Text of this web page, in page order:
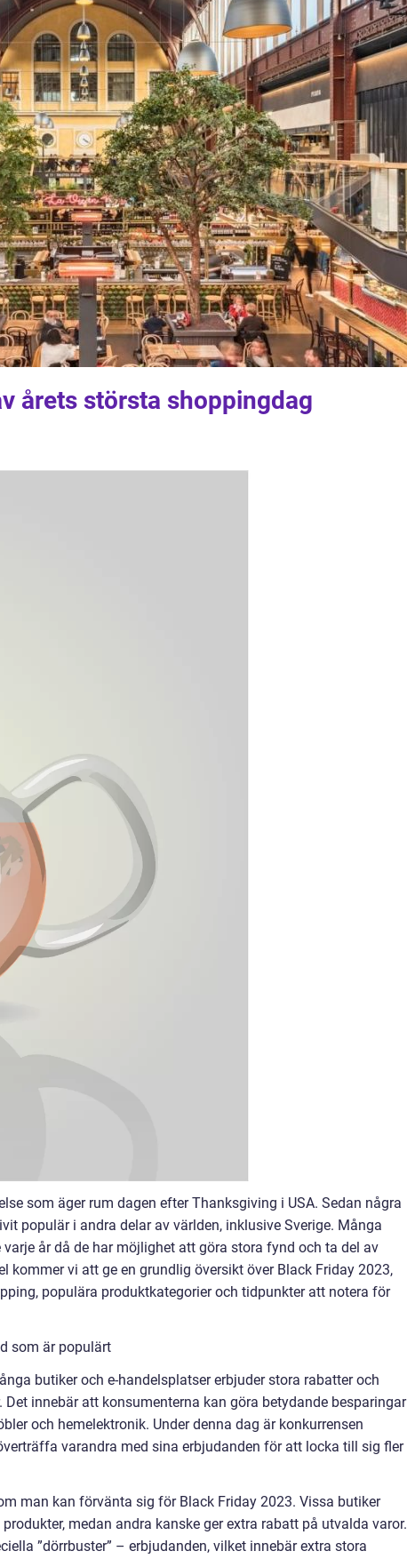
årets största shoppingdag
som äger rum dagen efter Thanksgiving i USA. Sedan några
populär i andra delar av världen, inklusive Sverige. Många
år då de har möjlighet att göra stora fynd och ta del av
kommer vi att ge en grundlig översikt över Black Friday 2023,
populära produktkategorier och tidpunkter att notera för
som är populärt
butiker och e-handelsplatser erbjuder stora rabatter och
innebär att konsumenterna kan göra betydande besparingar
och hemelektronik. Under denna dag är konkurrensen
varandra med sina erbjudanden för att locka till sig fler
man kan förvänta sig för Black Friday 2023. Vissa butiker
medan andra kanske ger extra rabatt på utvalda varor.
”dörrbuster” – erbjudanden, vilket innebär extra stora